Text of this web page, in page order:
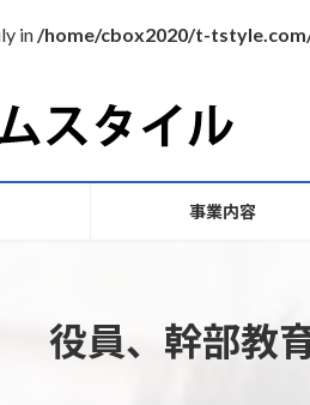
in/home/cbox2020/t-
事業内容
役員、幹部教